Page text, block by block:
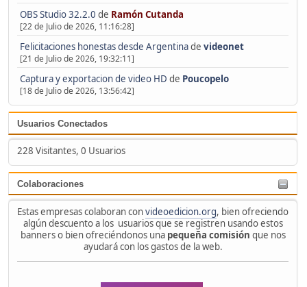
OBS Studio 32.2.0 de Ramón Cutanda
[22 de Julio de 2026, 11:16:28]
Felicitaciones honestas desde Argentinade videonet
[21 de Julio de 2026, 19:32:11]
Captura y exportacion de video HD de Poucopelo
[18 de Julio de 2026, 13:56:42]
Usuarios Conectados
228 Visitantes, 0 Usuarios
Colaboraciones
Estas empresas colaboran convideoedicion.org, bien ofreciendo
algún descuento a los usuarios que se registren usando estos
banners o bien ofreciéndonos una pequeña comisión que nos
ayudará con los gastos de la web.